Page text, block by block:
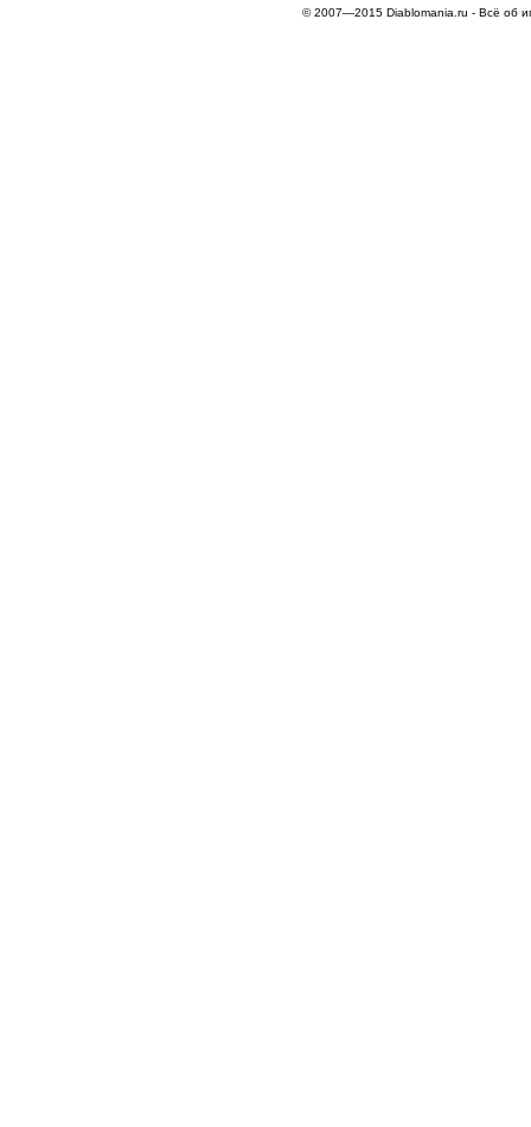
© 2007—2015 Diablomania.ru - Всё об